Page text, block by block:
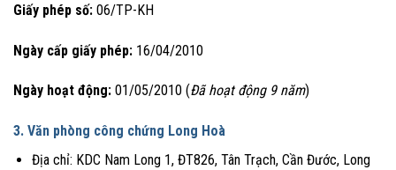
Giấy phép số: 06/TP-KH
Ngày cấp giấy phép: 16/04/2010
Ngày hoạt động: 01/05/2010 (Đã hoạt động 9 năm)
3. Văn phòng công chứng Long Hoà
Địa chỉ: KDC Nam Long 1, ĐT826, Tân Trạch, Cần Đước, Long